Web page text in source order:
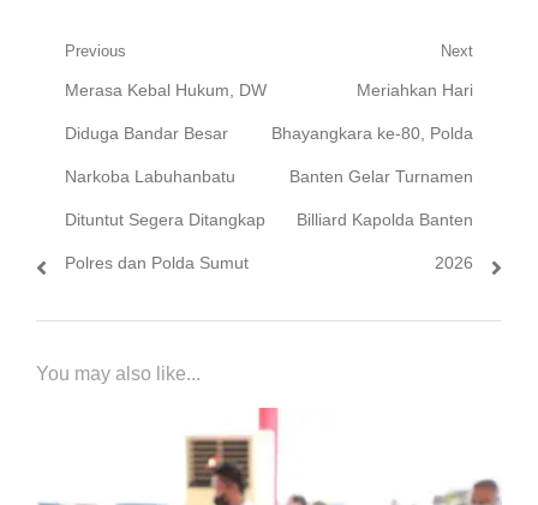
Navigasi
pos
Previous
Previous
post:
Merasa Kebal Hukum, DW
Diduga Bandar Besar
Narkoba Labuhanbatu
Dituntut Segera Ditangkap
Polres dan Polda Sumut
Next
Next
post:
Meriahkan Hari
Bhayangkara ke-80, Polda
Banten Gelar Turnamen
Billiard Kapolda Banten
2026
You may also like...